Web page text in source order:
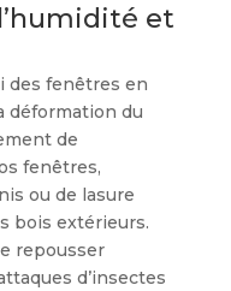
et
des fenêtres en
déformation du
de
fenêtres,
ou de lasure
bois extérieurs.
repousser
d’insectes